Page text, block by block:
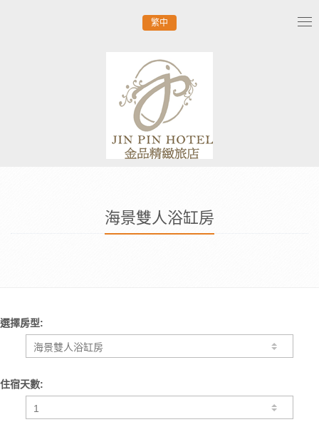
繁中
海景雙人浴缸房
選擇房型:
住宿天數: